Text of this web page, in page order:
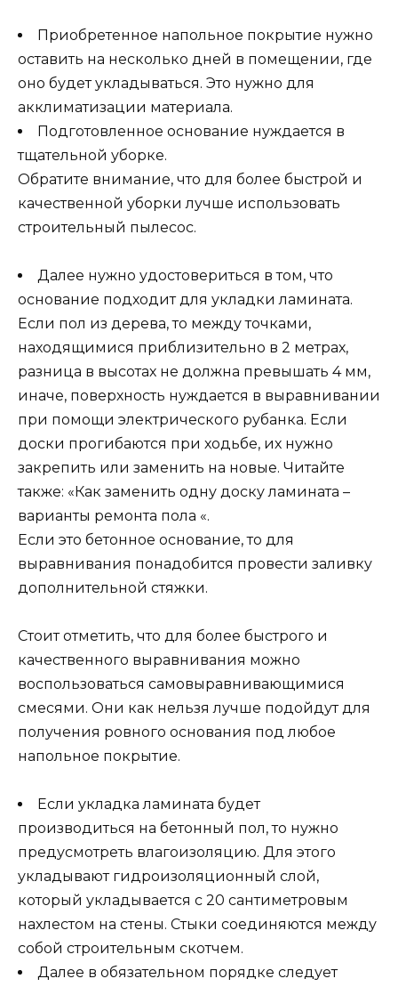
Приобретенное напольное покрытие нужно
оставить на несколько дней в помещении, где
оно будет укладываться. Это нужно для
акклиматизации материала.
Подготовленное основание нуждается в
тщательной уборке.
Обратите внимание, что для более быстрой и
качественной уборки лучше использовать
строительный пылесос.
Далее нужно удостовериться в том, что
основание подходит для укладки ламината.
Если пол из дерева, то между точками,
находящимися приблизительно в 2 метрах,
разница в высотах не должна превышать 4 мм,
иначе, поверхность нуждается в выравнивании
при помощи электрического рубанка. Если
доски прогибаются при ходьбе, их нужно
закрепить или заменить на новые. Читайте
также: «Как заменить одну доску ламината –
варианты ремонта пола «.
Если это бетонное основание, то для
выравнивания понадобится провести заливку
дополнительной стяжки.
Стоит отметить, что для более быстрого и
качественного выравнивания можно
воспользоваться самовыравнивающимися
смесями. Они как нельзя лучше подойдут для
получения ровного основания под любое
напольное покрытие.
Если укладка ламината будет
производиться на бетонный пол, то нужно
предусмотреть влагоизоляцию. Для этого
укладывают гидроизоляционный слой,
который укладывается с 20 сантиметровым
нахлестом на стены. Стыки соединяются между
собой строительным скотчем.
Далее в обязательном порядке следует